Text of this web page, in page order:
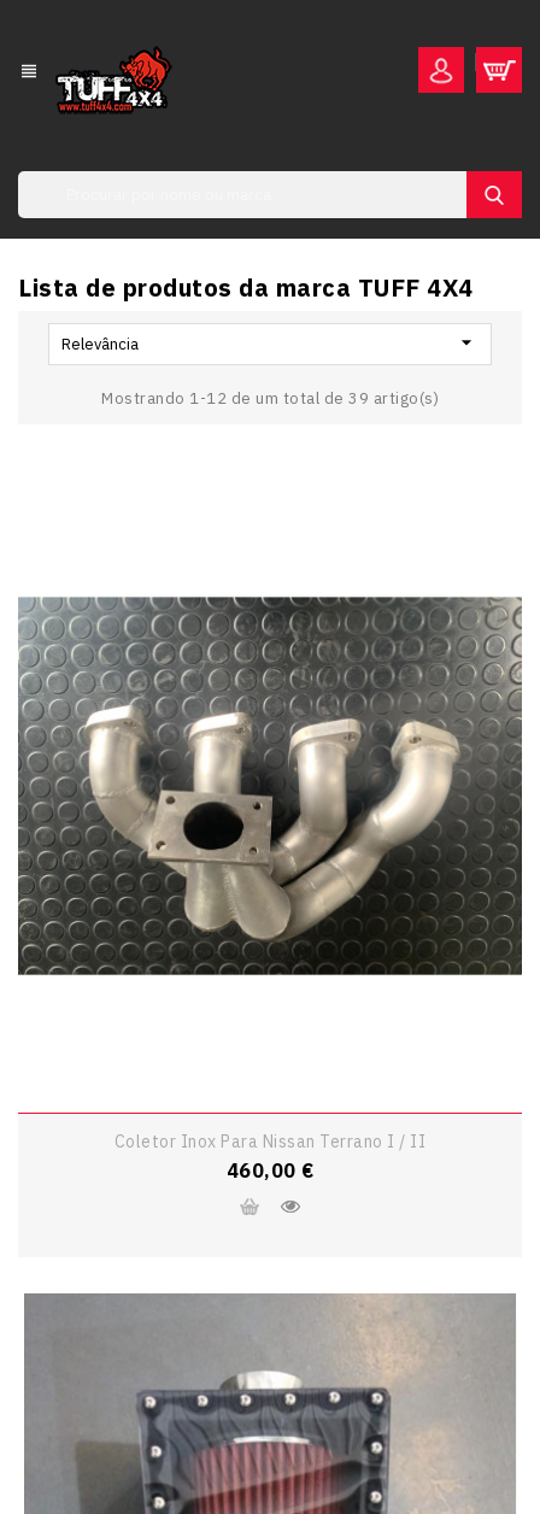
view_headline
Lista de produtos da marca TUFF 4X4
Relevância 
Mostrando 1-12 de um total de 39 artigo(s)
Coletor Inox Para Nissan Terrano I / II
Preço
460,00 €